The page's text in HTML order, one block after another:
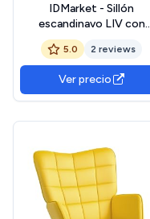
IDMarket - Sillón
escandinavo LIV con
respaldo de patas de tela
amarilla
5.0 2 reviews
Ver precio